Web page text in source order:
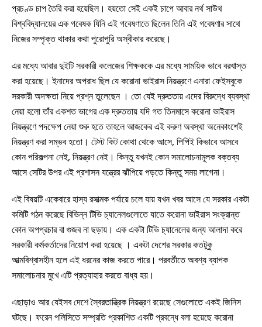
প্রচণ্ড চাপ তৈরি করা হয়েছিল। হয়তো সেই একই চাপে আবার নর্থ সাউথ
বিশ্ববিদ্যালয়ের এক গবেষক যিনি এই গবেষণাতে ছিলেন তিনি এই গবেষণার সাথে
নিজের সম্পৃক্ত থাকার কথা পুরোপুরি অস্বীকার করেছে।
এর মধ্যে আবার দুইটি সরকারী কলেজের শিক্ষককে এর মধ্যে সাময়িক ভাবে বরখাস্ত
করা হয়েছে। ইনাদের অপরাধ ছিল যে করোনা ভাইরাস নিয়ন্ত্রণে এনারা ফেইসবুকে
সরকারী অদক্ষতা নিয়ে প্রশ্ন তুলেছেন । তো যেই দ্রুততায় এদের বিরুদ্ধে ব্যবস্থা
নেয়া হলো তাঁর একশত ভাগের এক দ্রুততায় যদি গত তিনমাসে করোনা ভাইরাস
নিয়ন্ত্রণে পদক্ষেপ নেয়া শুরু হতে তাহলে আজকের এই করুণ অবস্থা অনেকাংশেই
নিয়ন্ত্রণ করা সম্ভব হতো। টেস্ট কিট কোথা থেকে আসে, পিপিই কিভাবে আসবে
কোন পরিকল্পনা নেই, নিয়ন্ত্রণ নেই। কিন্তু যখনই কোন সমালোচনামূলক বক্তব্য
আসে সেটির উপর এই প্রশাসন যন্ত্রের ঝাঁপিয়ে পড়তে কিন্তু সময় লাগেনা।
এই বিষয়টি একেবারে হাস্য রসাত্মক পর্যায়ে চলে যায় যখন খবর আসে যে সরকার একটা
কমিটি গঠন করেছে বিভিন্ন টিভি চ্যানেলগুলোতে যাতে করোনা ভাইরাস সংক্রান্ত
কোন অপপ্রচার বা গুজব না ছড়ায়। এক একটা টিভি চ্যানেলের জন্য আলাদা করে
সরকারী কর্মকর্তাদের নিয়োগ করা হয়েছে । একটা দেশের সরকার কতটুকু
আত্মবিশ্বাসহীন হলে এই ধরনের কাজ করতে পারে। পরবর্তীতে অবশ্য ব্যাপক
সমালোচনার মুখে এটি প্রত্যাহার করতে বাধ্য হয়।
এছাড়াও আর যেইসব দেশে স্বৈরতান্ত্রিক নিয়ন্ত্রণ রয়েছে সেগুলোতে একই জিনিস
ঘটছে। ফরেন পলিসিতে সম্প্রতি প্রকাশিত একটি প্রবন্ধে বলা হয়েছে করোনা